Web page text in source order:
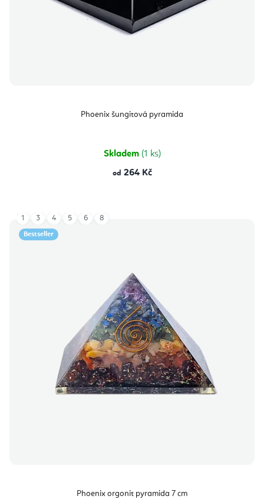
Phoenix šungitová pyramida
Skladem (1 ks)
od 264 Kč
Bestseller
Phoenix orgonit pyramida 7 cm
1 3 4 5 6 8